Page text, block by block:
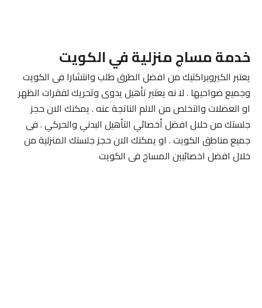
خدمة مساج منزلية في الكويت
يعتبر الكيروبراكتيك من افضل الطرق طلب وانتشارا فى الكويت
وجميع ضواحيها . لا نه يعتبر تأهيل يدوى وتحريك لفقرات الظهر
او العضلات والتخلص من الالم الناتجة عنه . يمكنك الان حجز
جلستك من خلال افضل أخصائي التأهيل البدني والحركي . فى
جميع مناطق الكويت . او يمكنك الان حجز جلستك المنزلية من
خلال افضل اخصائيين المساج فى الكويت